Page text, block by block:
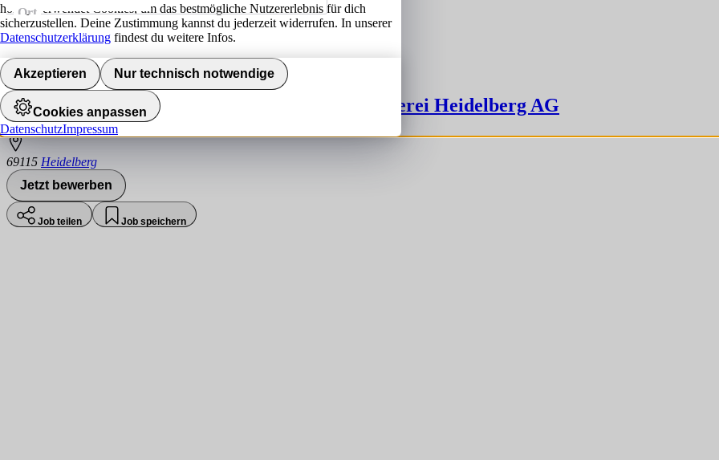
Ort
Jobs finden
Chef de Partie (m/w/d)
Weisser Bock Hotel & Restaurant / Kulturbrauerei Heidelberg AG
69115 Heidelberg
Jetzt bewerben
Job teilen Job speichern
hokify verwendet Cookies, um das bestmögliche Nutzererlebnis für dich
sicherzustellen. Deine Zustimmung kannst du jederzeit widerrufen. In unserer
Datenschutzerklärung findest du weitere Infos.
Akzeptieren Nur technisch notwendige
Cookies anpassen
DatenschutzImpressum